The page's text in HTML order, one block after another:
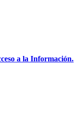
a la Información.